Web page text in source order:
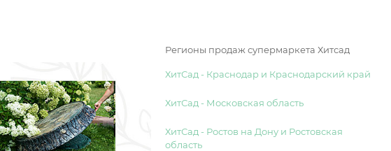
Регионы продаж супермаркета Хитсад
ХитСад - Краснодар и Краснодарский край
ХитСад - Московская область
ХитСад - Ростов на Дону и Ростовская
область